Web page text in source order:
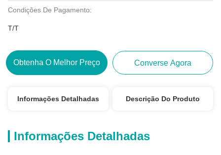
Condições De Pagamento:
T/T
Obtenha O Melhor Preço Converse Agora
Informações Detalhadas Descrição Do Produto
Informações Detalhadas